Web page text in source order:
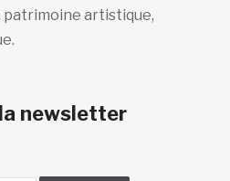
patrimoine artistique,
newsletter